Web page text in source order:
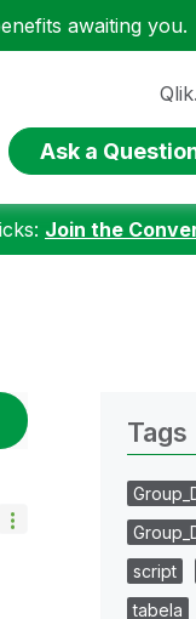
awaiting you.
Ask a
Join the
Tags
script
tabela